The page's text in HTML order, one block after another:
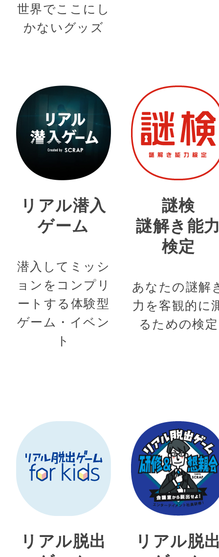
世界でここにし
かないグッズ
リアル潜入
ゲーム
潜入してミッシ
ョンをコンプリ
ートする体験型
ゲーム・イベン
ト
謎検
謎解き能
検定
あなたの謎解
力を客観的に
るための検定
リアル脱出
リアル脱